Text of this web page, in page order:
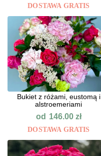
DOSTAWA GRATIS
Bukiet z różami, eustomą i
alstroemeriami
od 146.00 zł
DOSTAWA GRATIS